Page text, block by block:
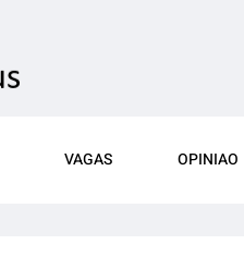
VAGAS OPINIAO